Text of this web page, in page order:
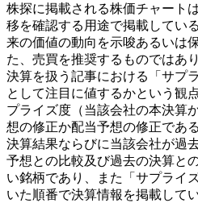
株探に掲載される株価チャート
移を確認する用途で掲載してい
来の価値の動向を示唆あるいは
た、売買を推奨するものではあ
決算を扱う記事における「サプ
として注目に値するかという観
プライズ度（当該会社の本決算
想の修正か配当予想の修正であ
決算結果ならびに当該会社が過
予想との比較及び過去の決算と
い銘柄であり、また「サプライ
いた順番で決算情報を掲載して